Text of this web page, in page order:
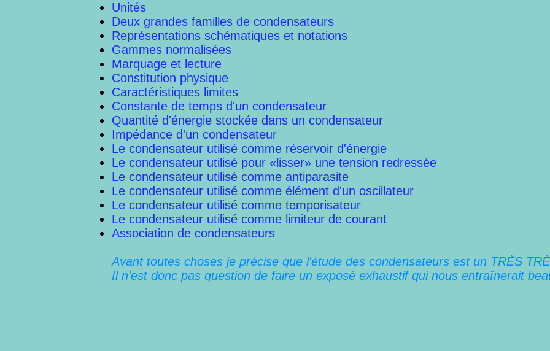
Unités
Deux grandes familles de condensateurs
Représentations schématiques et notations
Gammes normalisées
Marquage et lecture
Constitution physique
Caractéristiques limites
Constante de temps d'un condensateur
Quantité d'énergie stockée dans un condensateur
Impédance d'un condensateur
Le condensateur utilisé comme réservoir d'énergie
Le condensateur utilisé pour «lisser» une tension redressée
Le condensateur utilisé comme antiparasite
Le condensateur utilisé comme élément d'un oscillateur
Le condensateur utilisé comme temporisateur
Le condensateur utilisé comme limiteur de courant
Association de condensateurs
Avant toutes choses je précise que l'étude des condensateurs est un TRÈS
Il n'est donc pas question de faire un exposé exhaustif qui nous entraînerait